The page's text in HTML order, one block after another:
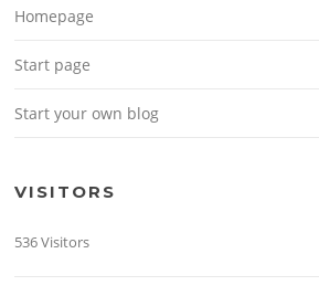
Homepage
Start page
Start your own blog
VISITORS
536 Visitors